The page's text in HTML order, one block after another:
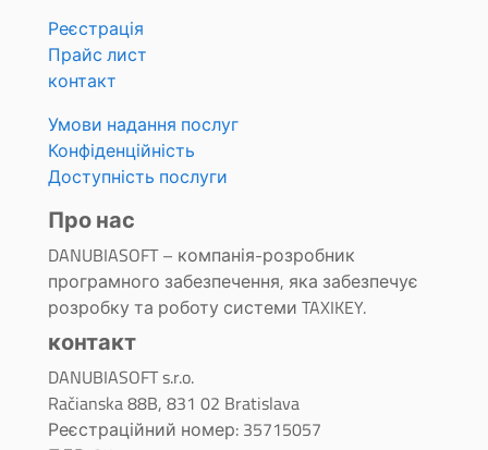
Реєстрація
Прайс лист
контакт
Умови надання послуг
Конфіденційність
Доступність послуги
Про нас
DANUBIASOFT – компанія-розробник
програмного забезпечення, яка забезпечує
розробку та роботу системи TAXIKEY.
контакт
DANUBIASOFT s.r.o.
Račianska 88B, 831 02 Bratislava
Реєстраційний номер: 35715057